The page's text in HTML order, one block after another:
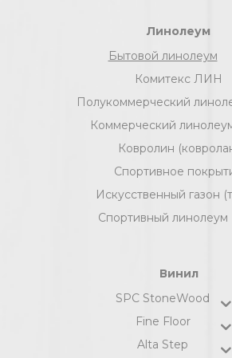
Линолеум
Бытовой линолеум
Комитекс ЛИН
Полукоммерческий
Коммерческий
Ковролин
Спортивное
Искусственный газон
Спортивный линолеум
Винил
SPC StoneWood
Fine Floor
Alta Step